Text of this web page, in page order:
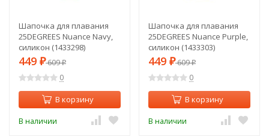
Шапочка для плавания
25DEGREES Nuance Navy,
силикон (1433298)
449 ₽609₽
0
В корзину
В наличии
Шапочка для плавания
25DEGREES Nuance Purple,
силикон (1433303)
449 ₽609₽
0
В корзину
В наличии